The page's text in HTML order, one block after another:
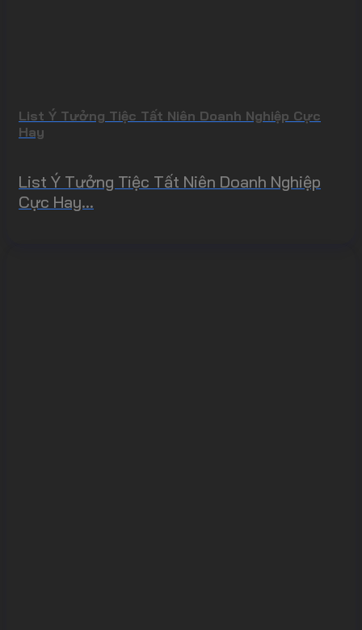
List Ý Tưởng Tiệc Tất Niên Doanh Nghiệp Cực
Hay
List Ý Tưởng Tiệc Tất Niên Doanh Nghiệp
Cực Hay...